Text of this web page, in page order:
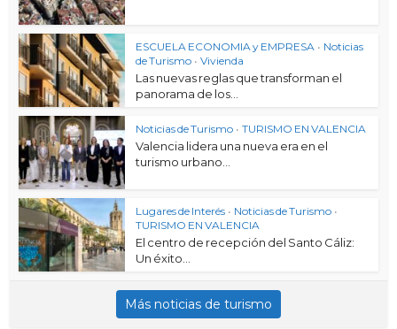
ESCUELA ECONOMIA y EMPRESA • Noticias
de Turismo • Vivienda
Las nuevas reglas que transforman el
panorama de los...
Noticias de Turismo • TURISMO EN VALENCIA
Valencia lidera una nueva era en el
turismo urbano...
Lugares de Interés • Noticias de Turismo •
TURISMO EN VALENCIA
El centro de recepción del Santo Cáliz:
Un éxito...
Más noticias de turismo